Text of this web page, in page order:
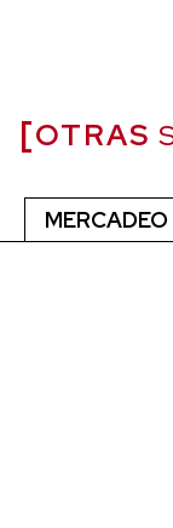
OTRAS
MERCADEO